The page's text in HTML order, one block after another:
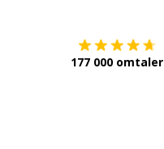
177 000 omtaler